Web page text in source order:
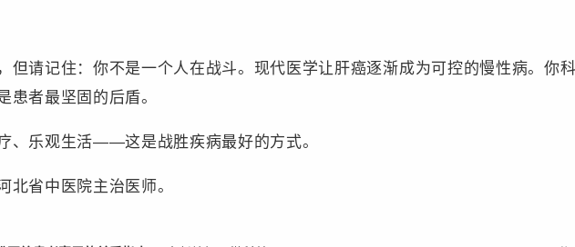
请记住：你不是一个人在战斗。现代医学让肝癌逐渐成为可控的慢性病。你
患者最坚固的后盾。
乐观生活——这是战胜疾病最好的方式。
省中医院主治医师。